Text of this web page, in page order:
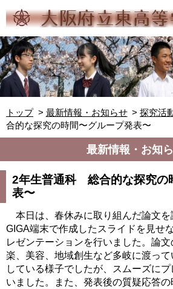
トップ 最新情報・お知らせ 探究活
合的な探究の時間〜グループ発表〜
最新情報・お知
2年生普通科 総合的な探究の
表〜
本日は、春休みに取り組んだ論文を
GIGA端末で作成したスライドを見せ
レゼンテーションを行いました。 論文
楽、美容、地域創生など多岐に渡って
している様子でしたが、
スムーズに
いました。また、 発表後の質疑応答